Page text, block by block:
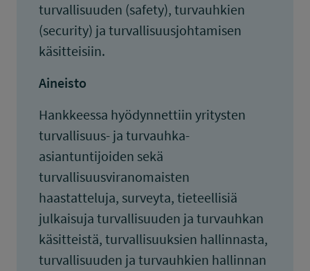
turvallisuuden (safety), turvauhkien
(security) ja turvallisuusjohtamisen
käsitteisiin.
Aineisto
Hankkeessa hyödynnettiin yritysten
turvallisuus- ja turvauhka-
asiantuntijoiden sekä
turvallisuusviranomaisten
haastatteluja, surveyta, tieteellisiä
julkaisuja turvallisuuden ja turvauhkan
käsitteistä, turvallisuuksien hallinnasta,
turvallisuuden ja turvauhkien hallinnan